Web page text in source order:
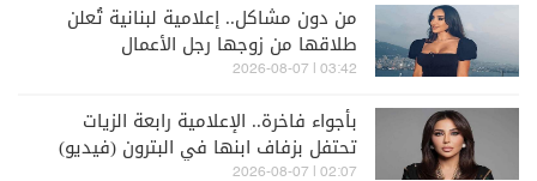
من دون مشاكل.. إعلامية لبنانية تُعلن
طلاقها من زوجها رجل الأعمال
03:42 | 2026-08-07
بأجواء فاخرة.. الإعلامية رابعة الزيات
تحتفل بزفاف ابنها في البترون (فيديو)
02:07 | 2026-08-07